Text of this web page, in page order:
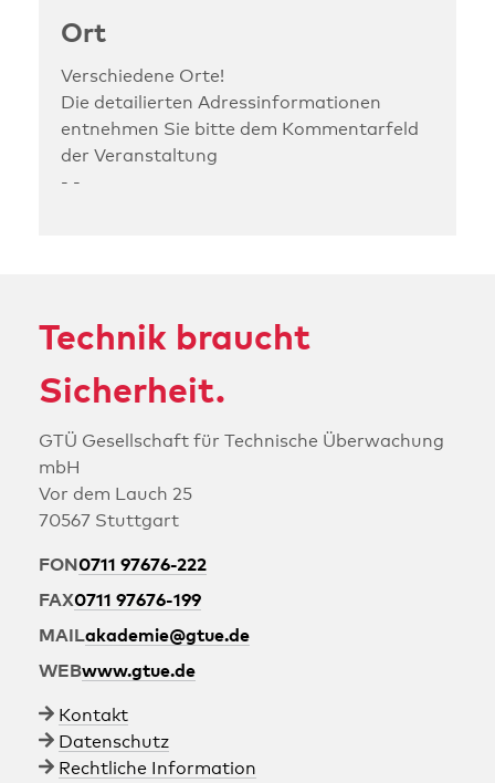
Ort
Verschiedene Orte!
Die detailierten Adressinformationen
entnehmen Sie bitte dem Kommentarfeld
der Veranstaltung
- -
Technik braucht
Sicherheit.
GTÜ Ge­sell­schaft für Technische Über­wa­chung
mbH
Vor dem Lauch 25
70567 Stuttgart
FON 0711 97676-222
FAX0711 97676-199
MAILakademie@gtue.de
WEBwww.gtue.de
Kontakt
Datenschutz
Rechtliche Information